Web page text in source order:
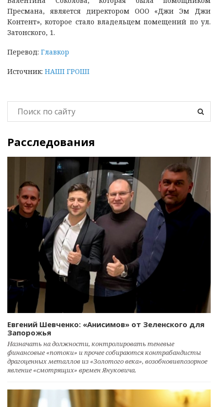
Пресмана, является директором ООО «Джи Эм Джи
Контент», которое стало владельцем помещений по ул.
Затонского, 1.
Перевод: Главкор
Источник: НАШІ ГРОШІ
Расследования
Евгений Шевченко: «Анисимов» от Зеленского для
Запорожья
Назначать на должности, контролировать теневые
финансовые «потоки» и прочее собираются контрабандисты
драгоценных металлов из «Золотого века», возобновивпозорное
явление «смотрящих» времен Януковича.